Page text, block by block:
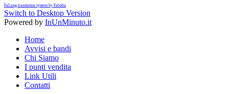
FaLang translation system by Faboba
Switch to Desktop Version
Powered by InUnMinuto.it
Home
Avvisi e bandi
Chi Siamo
I punti vendita
Link Utili
Contatti